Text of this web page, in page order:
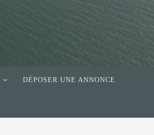
DÉPOSER UNE ANNONCE